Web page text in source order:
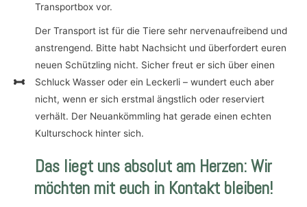
Transportbox vor.
Der Transport ist für die Tiere sehr nervenaufreibend und
anstrengend. Bitte habt Nachsicht und überfordert euren
neuen Schützling nicht. Sicher freut er sich über einen
Schluck Wasser oder ein Leckerli – wundert euch aber
nicht, wenn er sich erstmal ängstlich oder reserviert
verhält. Der Neuankömmling hat gerade einen echten
Kulturschock hinter sich.
Das liegt uns absolut am Herzen: Wir
möchten mit euch in Kontakt bleiben!